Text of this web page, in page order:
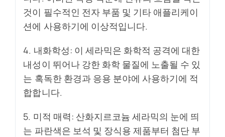
것이 필수적인 전자 부품 및 기타 애플리케이
션에 사용하기에 이상적입니다.
4. 내화학성: 이 세라믹은 화학적 공격에 대한
내성이 뛰어나 강한 화학 물질에 노출될 수 있
는 혹독한 환경과 응용 분야에 사용하기에 적
합합니다.
5. 미적 매력: 산화지르코늄 세라믹의 눈에 띄
는 파란색은 보석 및 장식용 제품부터 첨단 부